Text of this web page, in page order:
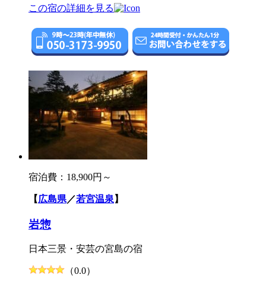
この宿の詳細を見る
宿泊費： 18,900円～
【広島県／若宮温泉 】
岩惣
日本三景・安芸の宮島の宿
（0.0）